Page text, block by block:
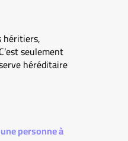
héritiers,
seulement
héréditaire
personne à